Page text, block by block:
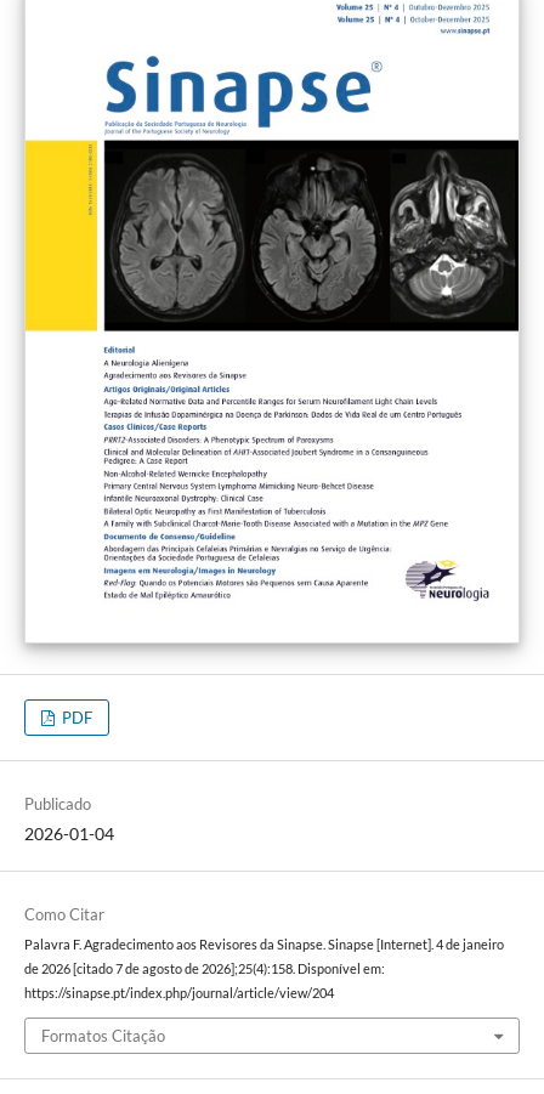
PDF
Publicado
2026-01-04
Como Citar
Palavra F. Agradecimento aos Revisores da Sinapse. Sinapse [Internet]. 4 de janeiro
de 2026 [citado 7 de agosto de 2026];25(4):158. Disponível em:
https://sinapse.pt/index.php/journal/article/view/204
Formatos Citação